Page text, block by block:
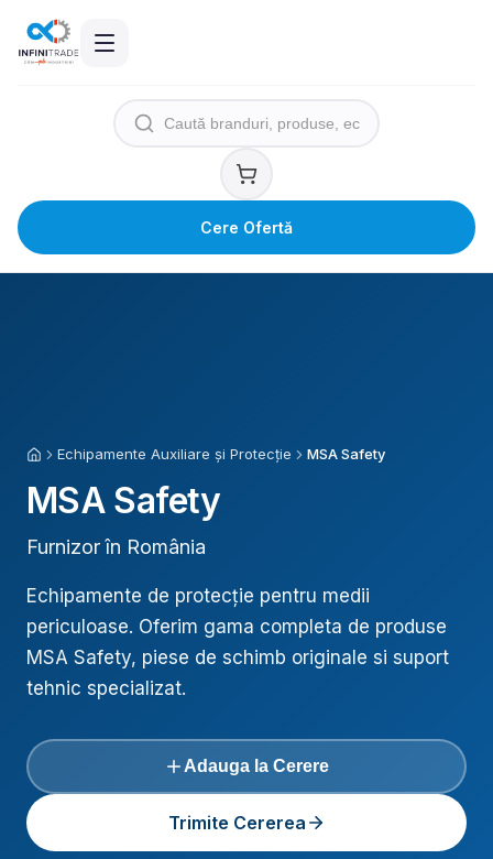
Cere Ofertă
AcasăEchipamente Auxiliare și Protecție MSA Safety
MSA Safety
Furnizor în România
Echipamente de protecție pentru medii
periculoase. Oferim gama completa de produse
MSA Safety, piese de schimb originale si suport
tehnic specializat.
Adauga la Cerere
Trimite Cererea